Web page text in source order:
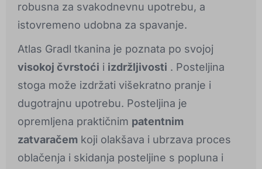
robusna za svakodnevnu upotrebu, a
istovremeno udobna za spavanje.
Atlas Gradl tkanina je poznata po svojoj
visokoj čvrstoći i izdržljivosti . Posteljina
stoga može izdržati višekratno pranje i
dugotrajnu upotrebu. Posteljina je
opremljena praktičnim patentnim
zatvaračem koji olakšava i ubrzava proces
oblačenja i skidanja posteljine s popluna i